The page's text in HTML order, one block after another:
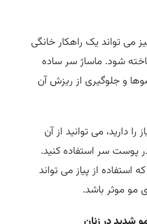
می‌ تواند یک راهکار خانگی
شود. ماساژ سر ساده‌
و جلوگیری از ریزش آن
دارید، می‌ توانید از آن
پوست سر استفاده کنید.
از پیاز می‌ تواند
مو موثر باشد.